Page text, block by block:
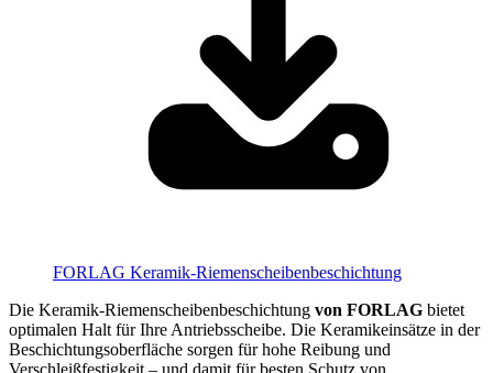
FORLAG Keramik-Riemenscheibenbeschichtung
Die Keramik-Riemenscheibenbeschichtung von FORLAG bietet
optimalen Halt für Ihre Antriebsscheibe. Die Keramikeinsätze in der
Beschichtungsoberfläche sorgen für hohe Reibung und
Verschleißfestigkeit – und damit für besten Schutz von